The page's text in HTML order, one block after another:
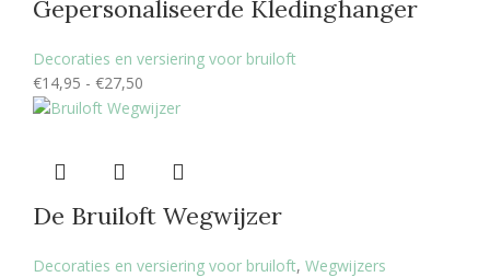
Gepersonaliseerde Kledinghanger
Decoraties en versiering voor bruiloft
€14,95 - €27,50
De Bruiloft Wegwijzer
Decoraties en versiering voor bruiloft, Wegwijzers